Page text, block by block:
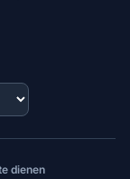
dienen